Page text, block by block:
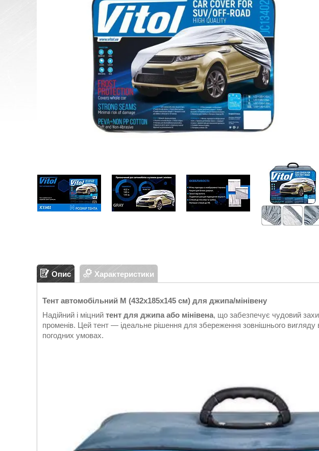
Опис Характеристики
Тент автомобільний M (432х185х145 см) для джипа/мінівену
Надійний і міцний тент для джипа або мінівена, що забезпечує чудовий
променів. Цей тент — ідеальне рішення для збереження зовнішнього
погодних умовах.